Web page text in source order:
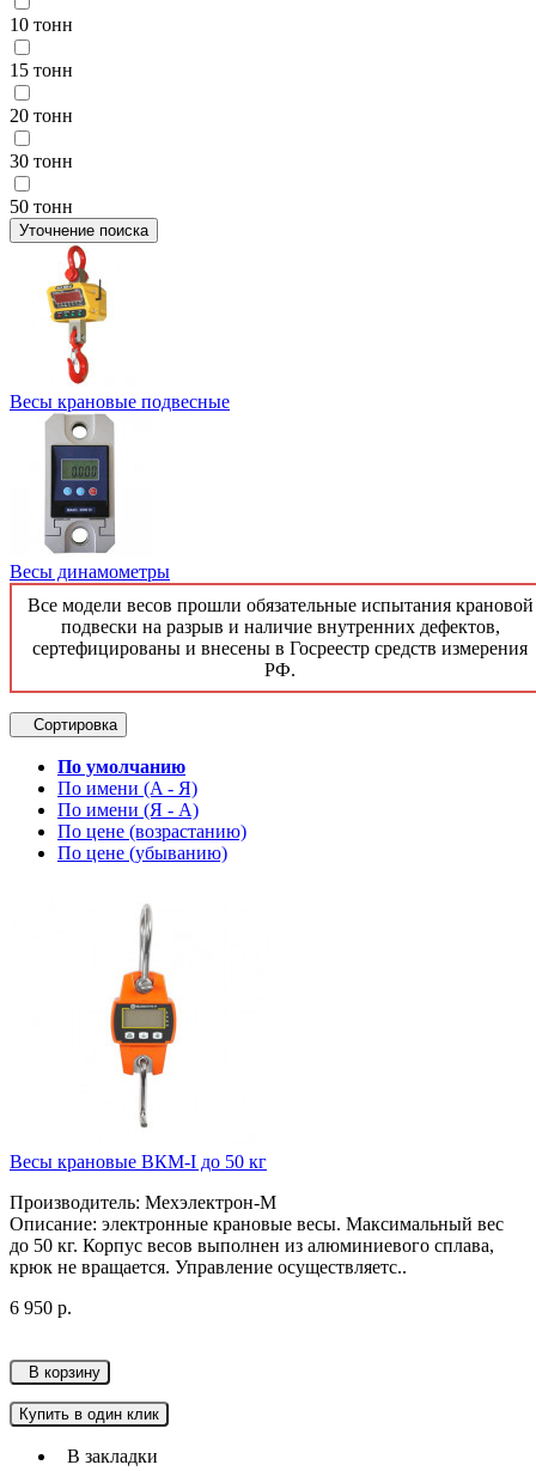
10 тонн
15 тонн
20 тонн
30 тонн
50 тонн
Уточнение поиска
Весы крановые подвесные
Весы динамометры
Все модели весов прошли обязательные испытания крановой
подвески на разрыв и наличие внутренних дефектов,
сертефицированы и внесены в Госреестр средств измерения
РФ.
Сортировка
По умолчанию
По имени (A - Я)
По имени (Я - A)
По цене (возрастанию)
По цене (убыванию)
Весы крановые ВКМ-I до 50 кг
Производитель: Мехэлектрон-М
Описание: электронные крановые весы. Максимальный вес
до 50 кг. Корпус весов выполнен из алюминиевого сплава,
крюк не вращается. Управление осуществляетс..
6 950 р.
В корзину
Купить в один клик
В закладки